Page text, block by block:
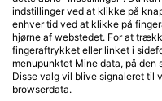
iDIVE Komodo, PT Halo
Wisata
Jl. Opseter Maun nomer 9, 86754
Labuan Bajo, NT - Indonesien
indstillinger ved at klikke på
enhver tid ved at klikke på
hjørne af webstedet. For at
fingeraftrykket eller linket i
menupunktet Mine data, på
Disse valg vil blive signaleret til
browserdata.